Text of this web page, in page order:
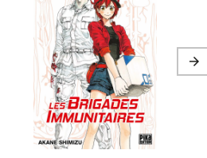
arrow_forward